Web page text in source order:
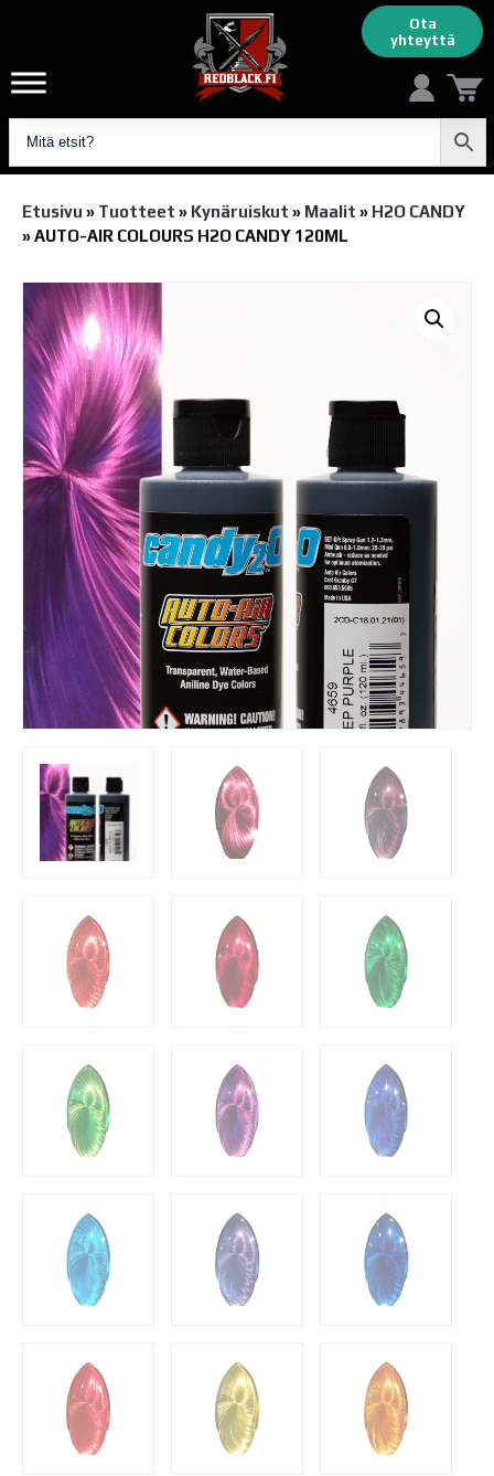
Ota
yhteyttä
Etusivu » Tuotteet » Kynäruiskut » Maalit » H2O CANDY
» AUTO-AIR COLOURS H2O CANDY 120ML